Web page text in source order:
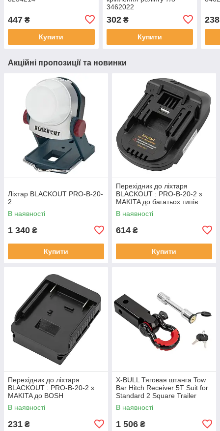
447 ₴
Купити
3462022
302₴
Купити
238
Акційні пропозиції та новинки
Лiхтар BLACKOUT PRO-B-20-
2
В наявності
1 340 ₴
Купити
Перехідник до лiхтаря
BLACKOUT : PRO-B-20-2 з
MAKITA до багатьох типiв
iнструменту
В наявності
614 ₴
Купити
Перехідник до лiхтаря
BLACKOUT : PRO-B-20-2 з
MAKITA до BOSH
В наявності
231 ₴
X-BULL Тяговая штанга Tow
Bar Hitch Receiver 5T Suit for
Standard 2 Square Trailer
Connector THR5000
В наявності
1 506 ₴